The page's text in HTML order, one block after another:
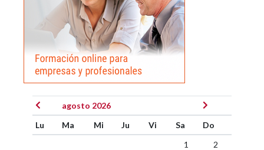
agosto 2026
Lu
Ma Mi Ju Vi Sa
Do
1
2